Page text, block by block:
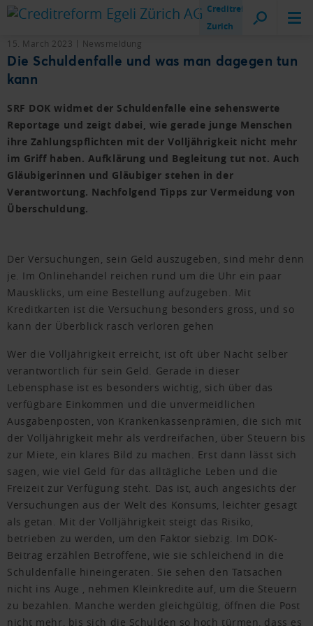
Creditreform
Zurich
15. March 2023 Newsmeldung
Die Schuldenfalle und was man dagegen tun
kann
SRF DOK widmet der Schuldenfalle eine sehenswerte
Reportage und zeigt dabei, wie gerade junge Menschen
ihre Zahlungspflichten mit der Volljährigkeit nicht mehr
im Griff haben. Aufklärung und Begleitung tut not. Auch
Gläubigerinnen und Gläubiger stehen in der
Verantwortung. Nachfolgend Tipps zur Vermeidung von
Überschuldung.
Der Versuchungen, sein Geld auszugeben, sind mehr denn
je. Im Onlinehandel reichen rund um die Uhr ein paar
Mausklicks, um eine Bestellung aufzugeben. Mit
Kreditkarten ist die Versuchung besonders gross, und so
kann der Überblick rasch verloren gehen
Wer die Volljährigkeit erreicht, ist oft über Nacht selber
verantwortlich für sein Geld. Gerade in dieser
Lebensphase ist es besonders wichtig, sich über das
verfügbare Einkommen und die unvermeidlichen
Ausgabenposten, von Krankenkassenprämien, die sich mit
der Volljährigkeit mehr als verdreifachen, über Steuern bis
zur Miete, ein klares Bild zu machen. Erst dann lässt sich
sagen, wie viel Geld für das alltägliche Leben und die
Freizeit zur Verfügung steht. Das ist, auch angesichts der
Versuchungen aus der Welt des Konsums, leichter gesagt
als getan. Mit der Volljährigkeit steigt das Risiko,
betrieben zu werden, um den Faktor siebzig. Im DOK-
Beitrag erzählen Betroffene, wie sie schleichend in die
Schuldenfalle hineingeraten. Sie sehen den Tatsachen
nicht ins Auge , nehmen Kleinkredite auf, um die Steuern
zu bezahlen. Manche werden gleichgültig, öffnen die Post
nicht mehr, bis sich die Schulden so hoch türmen, dass es